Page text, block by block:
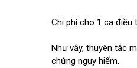
Chi phí cho 1 ca điều
Như vậy, thuyên tắc
chứng nguy hiểm.